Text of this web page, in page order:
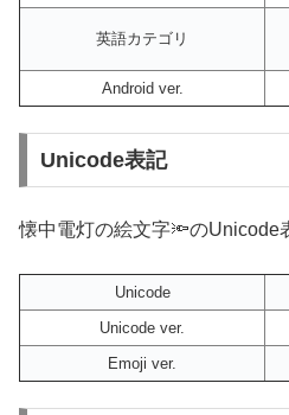
英語カテゴリ
Android ver.
Unicode表記
懐中電灯の絵文字🔦のUnicode
Unicode
Unicode ver.
Emoji ver.